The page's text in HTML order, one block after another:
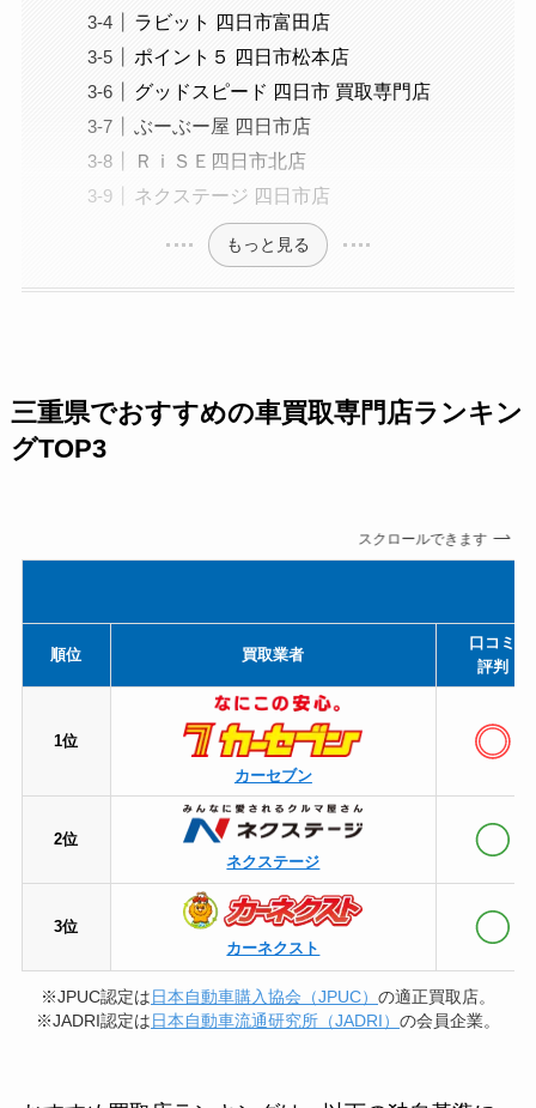
ラビット 四日市富田店
ポイント５ 四日市松本店
グッドスピード 四日市 買取専門店
ぶーぶー屋 四日市店
ＲｉＳＥ四日市北店
ネクステージ 四日市店
もっと見る
三重県でおすすめの車買取専門店ランキン
グTOP3
スクロールできます
順位 買取業者
口コミ
評判
1位
カーセブン
2位
ネクステージ
3位
カーネクスト
※JPUC認定は日本自動車購入協会（JPUC） の適正買取店。
※JADRI認定は日本自動車流通研究所（JADRI） の会員企業。